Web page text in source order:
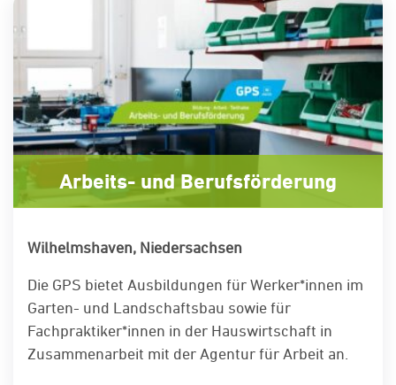
Arbeits- und Berufsförderung
Wilhelmshaven, Niedersachsen
Die GPS bietet Ausbildungen für Werker*innen im
Garten- und Landschaftsbau sowie für
Fachpraktiker*innen in der Hauswirtschaft in
Zusammenarbeit mit der Agentur für Arbeit an.